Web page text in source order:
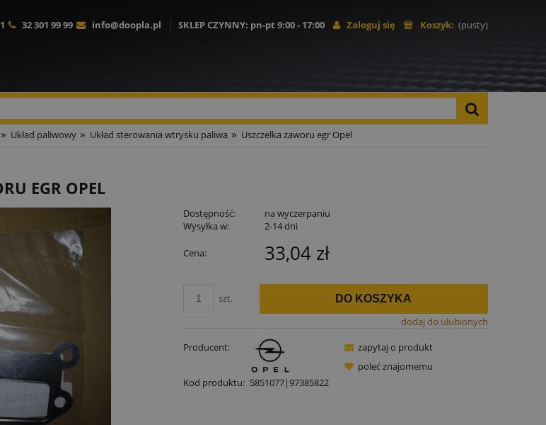
Koszyk: (pusty)
Zaloguj się
32 301 99 99 info@doopla.pl SKLEP CZYNNY: pn-pt 9:00 - 17:00
» Układ paliwowy » Układ sterowania wtrysku paliwa » Uszczelka zaworu egr Opel
EGR OPEL
Dostępność:
na wyczerpaniu
Wysyłka w:
2-14 dni
Cena: 33,04 zł
szt. DO KOSZYKA
dodaj do ulubionych
Producent:
Kod produktu: 5851077|97385822
zapytaj o produkt
poleć znajomemu